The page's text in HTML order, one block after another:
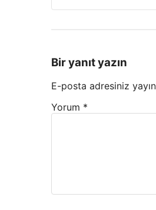
Bir yanıt yazın
E-posta adresiniz
Yorum *